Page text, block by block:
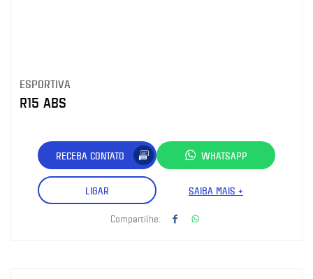
ESPORTIVA
R15 ABS
RECEBA CONTATO WHATSAPP
LIGAR SAIBA MAIS +
Compartilhe: